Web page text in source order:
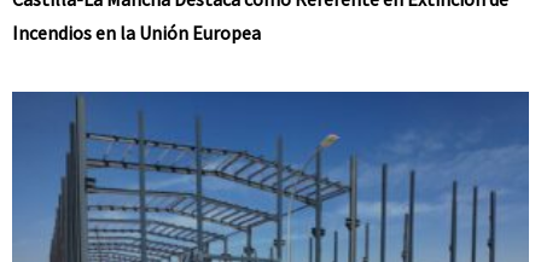
Incendios en la Unión Europea